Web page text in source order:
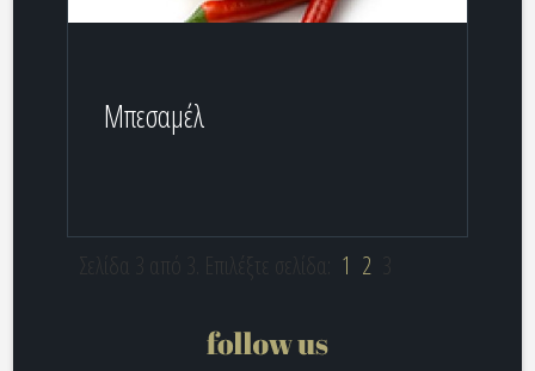
Μπεσαμέλ
Σελίδα 3 από 3. Επιλέξτε σελίδα: 1 2